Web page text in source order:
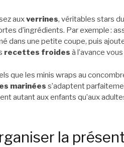
auxverrines, véritables stars du
d’ingrédients. Par exemple :
dans une petite coupe, puis
recettes froides à l’avance
que les minis wraps au
marinées s’adaptent
autant aux enfants qu’aux
la